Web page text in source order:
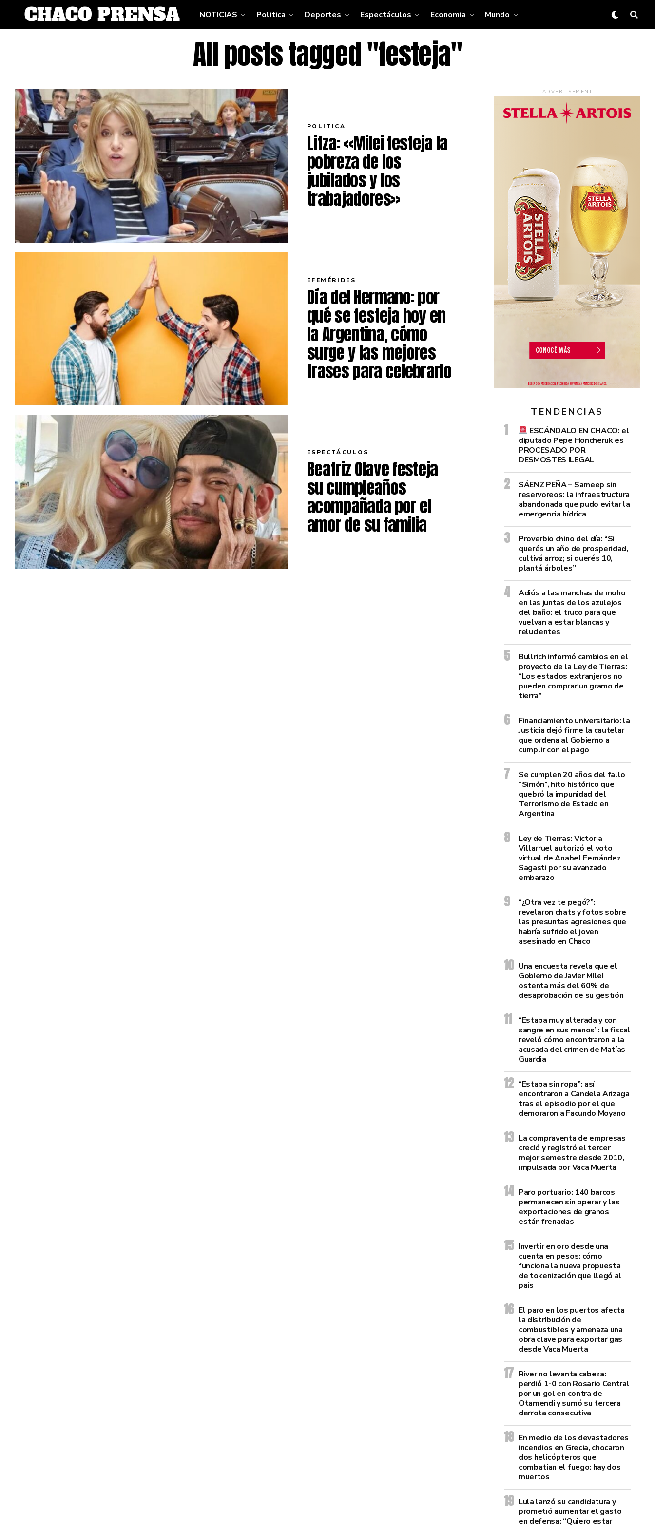
NOTICIAS Politica Deportes Espectáculos Economia Mundo
All posts tagged "festeja"
POLITICA
Litza: «Milei festeja la
pobreza de los
jubilados y los
trabajadores»
EFEMÉRIDES
Día del Hermano: por
qué se festeja hoy en
la Argentina, cómo
surge y las mejores
frases para celebrarlo
ESPECTÁCULOS
Beatriz Olave festeja
su cumpleaños
acompañada por el
amor de su familia
ADVERTISEMENT
TENDENCIAS
ESCÁNDALO EN CHACO: el
diputado Pepe Honcheruk es
PROCESADO POR
DESMOSTES ILEGAL
SÁENZ PEÑA – Sameep sin
reservoreos: la infraestructura
abandonada que pudo evitar la
emergencia hídrica
Proverbio chino del día: “Si
querés un año de prosperidad,
cultivá arroz; si querés 10,
plantá árboles”
Adiós a las manchas de moho
en las juntas de los azulejos
del baño: el truco para que
vuelvan a estar blancas y
relucientes
Bullrich informó cambios en el
proyecto de la Ley de Tierras:
“Los estados extranjeros no
pueden comprar un gramo de
tierra”
Financiamiento universitario: la
Justicia dejó firme la cautelar
que ordena al Gobierno a
cumplir con el pago
Se cumplen 20 años del fallo
“Simón”, hito histórico que
quebró la impunidad del
Terrorismo de Estado en
Argentina
Ley de Tierras: Victoria
Villarruel autorizó el voto
virtual de Anabel Fernández
Sagasti por su avanzado
embarazo
“¿Otra vez te pegó?”:
revelaron chats y fotos sobre
las presuntas agresiones que
habría sufrido el joven
asesinado en Chaco
Una encuesta revela que el
Gobierno de Javier MIlei
ostenta más del 60% de
desaprobación de su gestión
“Estaba muy alterada y con
sangre en sus manos”: la fiscal
reveló cómo encontraron a la
acusada del crimen de Matías
Guardia
“Estaba sin ropa”: así
encontraron a Candela Arizaga
tras el episodio por el que
demoraron a Facundo Moyano
La compraventa de empresas
creció y registró el tercer
mejor semestre desde 2010,
impulsada por Vaca Muerta
Paro portuario: 140 barcos
permanecen sin operar y las
exportaciones de granos
están frenadas
Invertir en oro desde una
cuenta en pesos: cómo
funciona la nueva propuesta
de tokenización que llegó al
país
El paro en los puertos afecta
la distribución de
combustibles y amenaza una
obra clave para exportar gas
desde Vaca Muerta
River no levanta cabeza:
perdió 1-0 con Rosario Central
por un gol en contra de
Otamendi y sumó su tercera
derrota consecutiva
En medio de los devastadores
incendios en Grecia, chocaron
dos helicópteros que
combatian el fuego: hay dos
muertos
Lula lanzó su candidatura y
prometió aumentar el gasto
en defensa: “Quiero estar